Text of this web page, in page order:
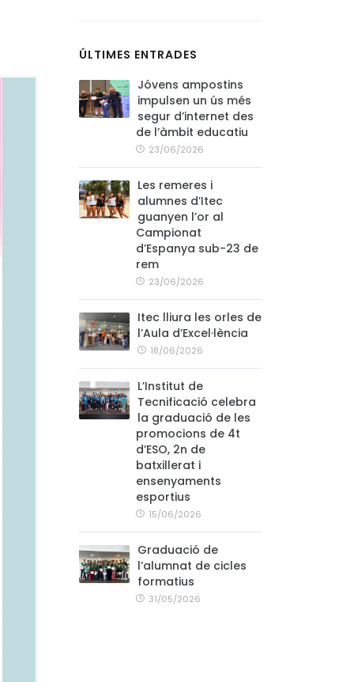
ÚLTIMES ENTRADES
Jóvens ampostins
impulsen un ús més
segur d’internet des
de l’àmbit educatiu
23/06/2026
Les remeres i
alumnes d’Itec
guanyen l’or al
Campionat
d’Espanya sub-23 de
rem
23/06/2026
Itec lliura les orles de
l’Aula d’Excel·lència
18/06/2026
L’Institut de
Tecnificació celebra
la graduació de les
promocions de 4t
d’ESO, 2n de
batxillerat i
ensenyaments
esportius
15/06/2026
Graduació de
l’alumnat de cicles
formatius
31/05/2026